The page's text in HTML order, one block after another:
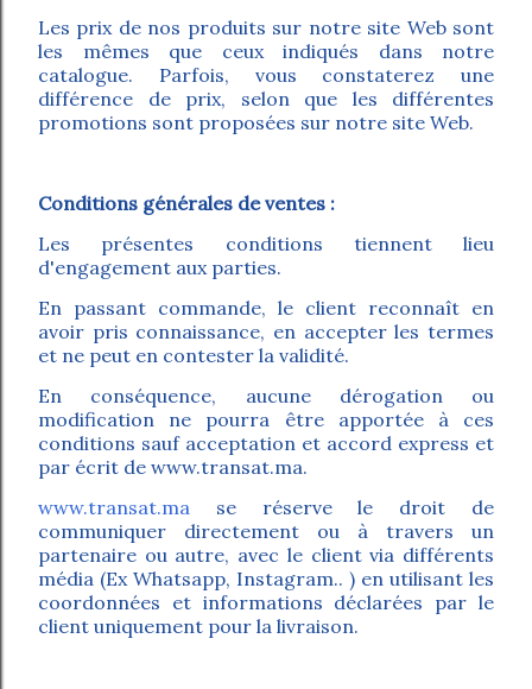
Les prix de nos produits sur notre site Web sont
les mêmes que ceux indiqués dans notre
catalogue. Parfois, vous constaterez une
différence de prix, selon que les différentes
promotions sont proposées sur notre site Web.
Conditions générales de ventes :
Les présentes conditions tiennent lieu
d'engagement aux parties.
En passant commande, le client reconnaît en
avoir pris connaissance, en accepter les termes
et ne peut en contester la validité.
En conséquence, aucune dérogation ou
modification ne pourra être apportée à ces
conditions sauf acceptation et accord express et
par écrit de www.transat.ma.
www.transat.ma se réserve le droit de
communiquer directement ou à travers un
partenaire ou autre, avec le client via différents
média (Ex Whatsapp, Instagram.. ) en utilisant les
coordonnées et informations déclarées par le
client uniquement pour la livraison.